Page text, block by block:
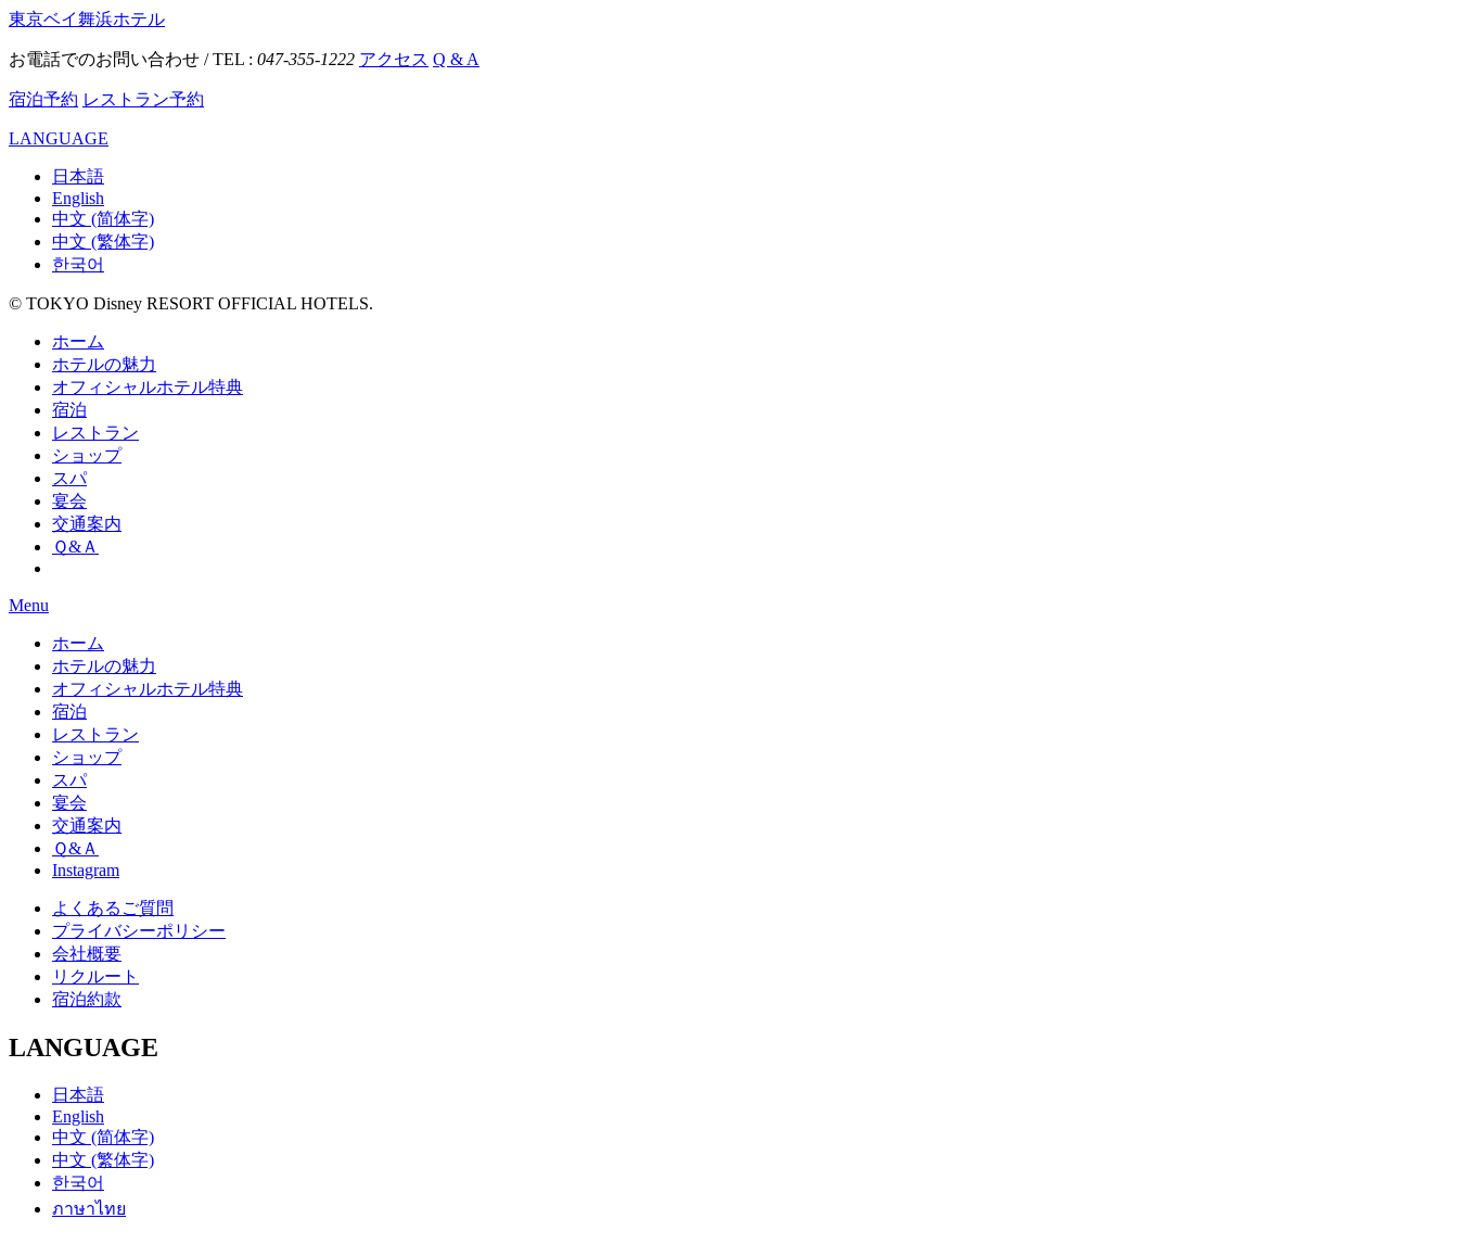
東京ベイ舞浜ホテル
お電話でのお問い合わせ / TEL : 047-355-1222 アクセス Q & A
宿泊予約 レストラン予約
LANGUAGE
日本語
English
中文 (简体字)
中文 (繁体字)
한국어
© TOKYO Disney RESORT OFFICIAL HOTELS.
ホーム
ホテルの魅力
オフィシャルホテル特典
宿泊
レストラン
ショップ
スパ
宴会
交通案内
Ｑ&Ａ
Menu
ホーム
ホテルの魅力
オフィシャルホテル特典
宿泊
レストラン
ショップ
スパ
宴会
交通案内
Ｑ&Ａ
Instagram
よくあるご質問
プライバシーポリシー
会社概要
リクルート
宿泊約款
LANGUAGE
日本語
English
中文 (简体字)
中文 (繁体字)
한국어
ภาษาไทย